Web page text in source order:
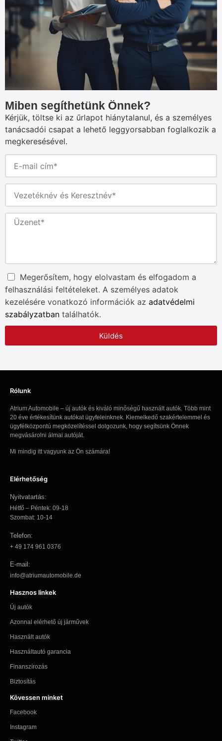
Miben segíthetünk Önnek?
Kérjük, töltse ki az űrlapot hiánytalanul, és a személyes
tanácsadói csapat a lehető leggyorsabban foglalkozik a
megkeresésével.
Megerősítem, hogy elolvastam és elfogadom a
felhasználási feltételeket. A személyes adatok
kezelésére vonatkozó információk az adatvédelmi
szabályzatban találhatók.
Küldés
Rólunk
Atrium Automobile – új autók és kiváló minőségű használt autók. Több mint
20 éve értékesítünk autókat ügyfeleinknek. Kiemelkedő szakértelemmel és
ügyfélközpontú megközelítéssel dolgozunk, hogy segítsünk Önnek
megvásárolni álmai autóját.
Mi mindig itt vagyunk az Ön számára!
Elérhetőség
Nyitvatartás:
Hétfő – Péntek: 09-18
Szombat: 10-14
Telefon:
+ 49 174 961 0376
E-mail:
info@atriumautomobile.de
Hasznos linkek
Új autók
Azonnal elérhető új járművek
Használt autók
Használtautó garancia
Finanszírozás
Biztosítás
Kövessen minket
Facebook
Instagram